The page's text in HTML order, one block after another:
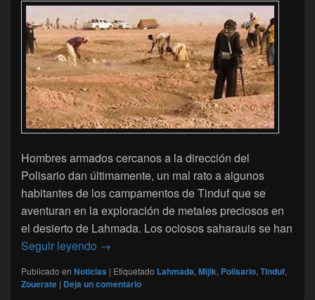
Hombres armados cercanos a la dirección del
Polisario dan últimamente, un mal rato a algunos
habitantes de los campamentos de Tinduf que se
aventuran en la exploración de metales preciosos en
el desierto de Lahmada. Los ociosos saharauis se han
Seguir leyendo La milicia del Polisario persigue a los
→
Publicado en Noticias | Etiquetado Lahmada,Mijik, Polisario,Tinduf,
Zouerate | Deja un comentario